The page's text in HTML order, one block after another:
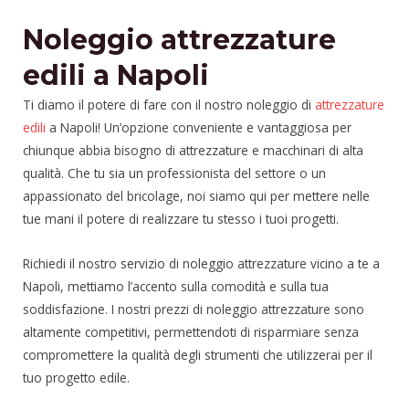
Noleggio attrezzature
edili a Napoli
Ti diamo il potere di fare con il nostro noleggio di attrezzature
edili a Napoli! Un’opzione conveniente e vantaggiosa per
chiunque abbia bisogno di attrezzature e macchinari di alta
qualità. Che tu sia un professionista del settore o un
appassionato del bricolage, noi siamo qui per mettere nelle
tue mani il potere di realizzare tu stesso i tuoi progetti.
Richiedi il nostro servizio di noleggio attrezzature vicino a te a
Napoli, mettiamo l’accento sulla comodità e sulla tua
soddisfazione. I nostri prezzi di noleggio attrezzature sono
altamente competitivi, permettendoti di risparmiare senza
compromettere la qualità degli strumenti che utilizzerai per il
tuo progetto edile.